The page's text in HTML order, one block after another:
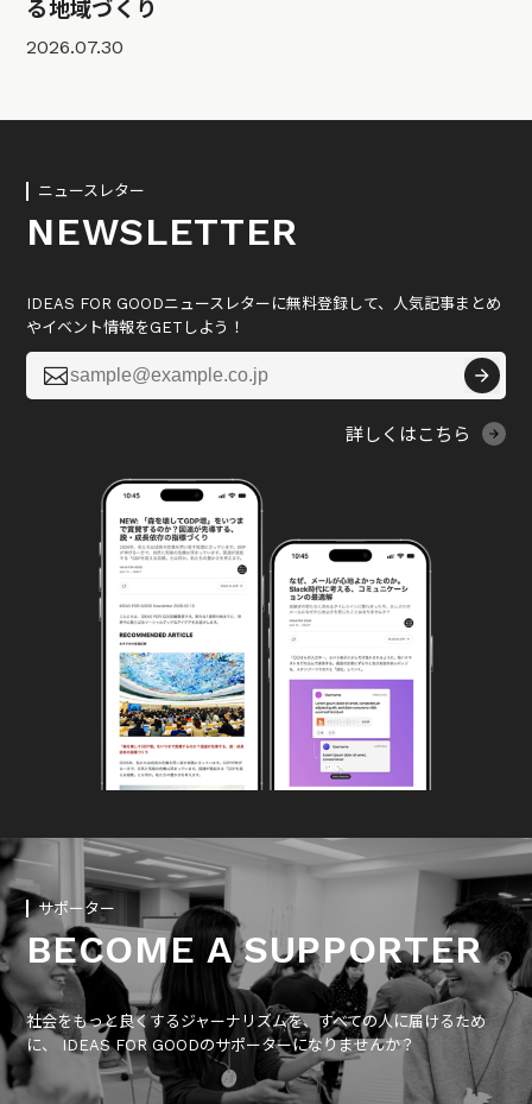
る地域づくり
2026.07.30
ニュースレター
NEWSLETTER
IDEAS FOR GOODニュースレターに無料登録して、人気記事まとめ
やイベント情報をGETしよう！

詳しくはこちら
サポーター
BECOME A SUPPORTER
社会をもっと良くするジャーナリズムを、すべての人に届けるため
に、 IDEAS FOR GOODのサポーターになりませんか？